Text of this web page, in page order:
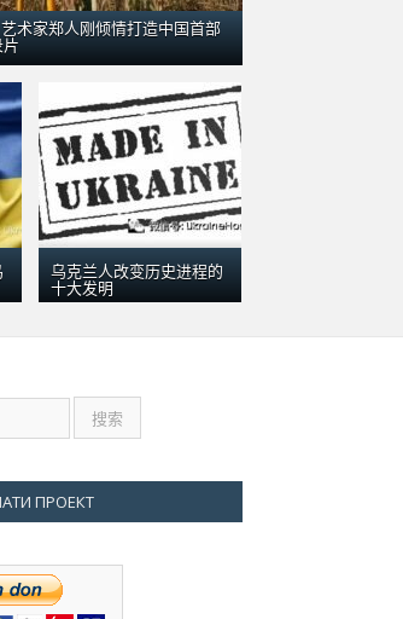
数千群众围观
术家郑人刚倾情打造中国首部
乌克兰人改变历史进程的
十大发明
ПРОЕКТ